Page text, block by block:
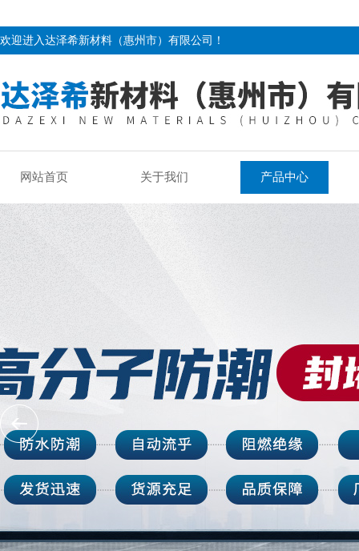
欢迎进入达泽希新材料（惠州市）有限公司！
网站首页 关于我们 产品中心